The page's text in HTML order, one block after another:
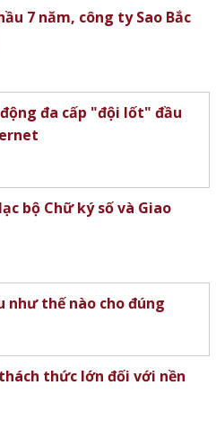
7 năm, công ty Sao Bắc
đa cấp "đội lốt" đầu
bộ Chữ ký số và Giao
như thế nào cho đúng
thức lớn đối với nền